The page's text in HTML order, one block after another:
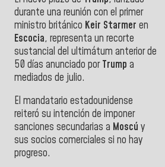
durante una reunión con el primer
ministro británico Keir Starmer en
Escocia, representa un recorte
sustancial del ultimátum anterior de
50 días anunciado porTrump a
mediados de julio.
El mandatario estadounidense
reiteró su intención de imponer
sanciones secundarias a Moscú y
sus socios comerciales si no hay
progreso.